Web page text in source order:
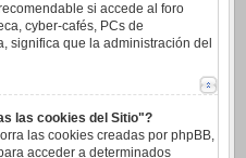
si accede al foro
cyber-cafés, PCs de
significa que la administración del
las cookies del Sitio"?
las cookies creadas por phpBB,
acceder a determinados